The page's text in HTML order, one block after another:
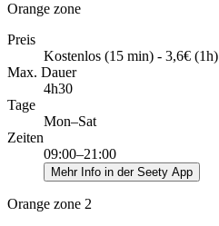
Orange zone
Preis
Kostenlos (15 min) - 3,6€ (1h)
Max. Dauer
4h30
Tage
Mon–Sat
Zeiten
09:00–21:00
Mehr Info in der Seety App
Orange zone 2